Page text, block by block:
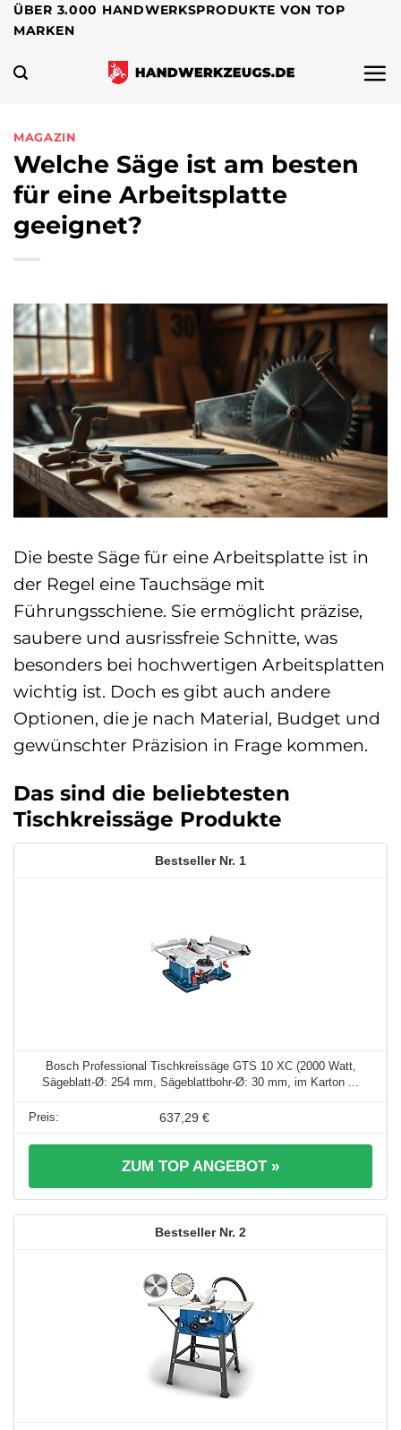
Zum
Inhalt
springen
ÜBER 3.000 HANDWERKSPRODUKTE VON TOP
MARKEN
MAGAZIN
Welche Säge ist am besten
für eine Arbeitsplatte
geeignet?
Die beste Säge für eine Arbeitsplatte ist in
der Regel eine Tauchsäge mit
Führungsschiene. Sie ermöglicht präzise,
saubere und ausrissfreie Schnitte, was
besonders bei hochwertigen Arbeitsplatten
wichtig ist. Doch es gibt auch andere
Optionen, die je nach Material, Budget und
gewünschter Präzision in Frage kommen.
Das sind die beliebtesten
Tischkreissäge Produkte
1
Bosch Professional Tischkreissäge GTS 10 XC (2000 Watt,
Sägeblatt-Ø: 254 mm, Sägeblattbohr-Ø: 30 mm, im Karton ...
637,29 €
ZUM TOP ANGEBOT »
2